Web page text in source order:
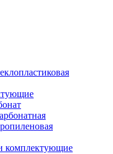
комплектующие